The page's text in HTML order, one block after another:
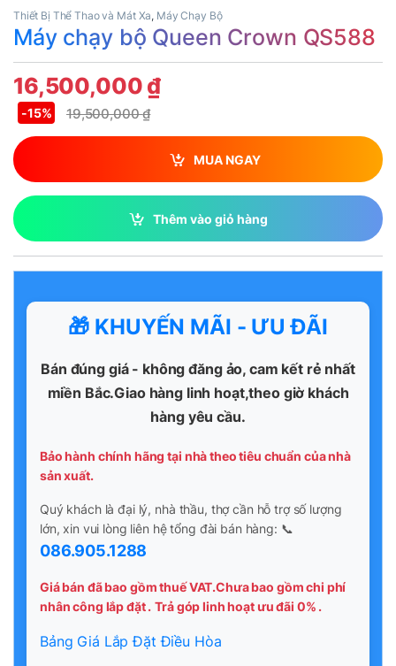
Thiết Bị Thể Thao và Mát Xa, Máy Chạy Bộ
Máy chạy bộ Queen Crown QS588
16,500,000 ₫
19,500,000₫
-15%
MUA NGAY
Thêm vào giỏ hàng
🎁 KHUYẾN MÃI - ƯU ĐÃI
Bán đúng giá - không đăng ảo, cam kết rẻ nhất
miền Bắc.Giao hàng linh hoạt,theo giờ khách
hàng yêu cầu.
Bảo hành chính hãng tại nhà theo tiêu chuẩn của nhà
sản xuất.
Quý khách là đại lý, nhà thầu, thợ cần hỗ trợ số lượng
lớn, xin vui lòng liên hệ tổng đài bán hàng: 📞
086.905.1288
Giá bán đã bao gồm thuế VAT.Chưa bao gồm chi phí
nhân công lắp đặt . Trả góp linh hoạt ưu đãi 0% .
Bảng Giá Lắp Đặt Điều Hòa